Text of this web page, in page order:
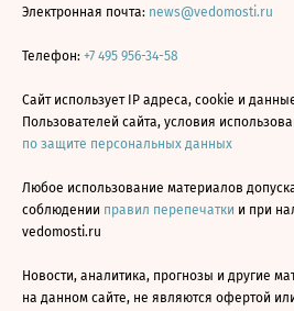
Электронная почта: news@vedomosti.ru
Телефон: +7 495 956-34-58
Сайт использует IP адреса, cookie и
Пользователей сайта, условия
по защите персональных данных
Любое использование материалов
соблюдении правил перепечатки и при
vedomosti.ru
Новости, аналитика, прогнозы и другие
на данном сайте, не являются офертой